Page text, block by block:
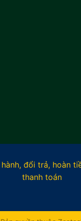
đổi trả, hoàn
thanh toán